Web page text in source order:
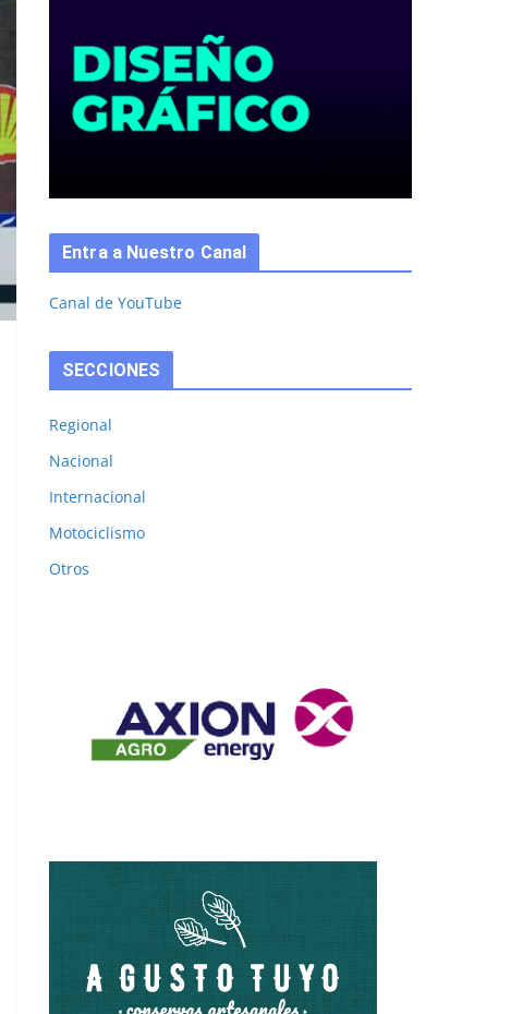
Entra a Nuestro Canal
Canal de YouTube
SECCIONES
Regional
Nacional
Internacional
Motociclismo
Otros